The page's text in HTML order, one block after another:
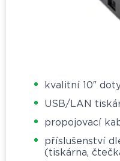
kvalitní 10″
USB/LAN
propojovací
příslušenství
(tiskárna,